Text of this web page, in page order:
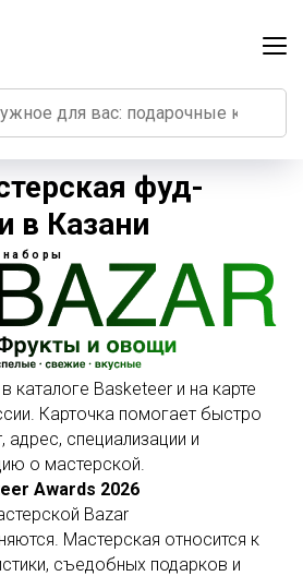
фуд-
в Казани
каталоге Basketeer и на карте
Карточка помогает быстро
адрес, специализации и
о мастерской.
Awards 2026
Bazar
Мастерская относится к
съедобных подарков и